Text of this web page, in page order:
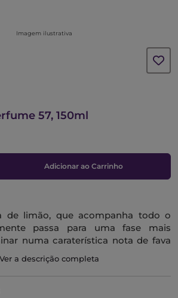
Imagem ilustrativa
57, 150ml
Adicionar ao Carrinho
de limão, que acompanha todo o
passa para uma fase mais
numa caraterística nota de fava
a descrição completa